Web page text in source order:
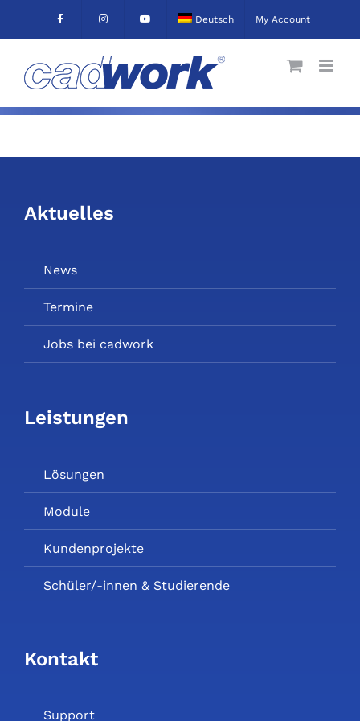
Deutsch My Account
Aktuelles
News
Termine
Jobs bei cadwork
Leistungen
Lösungen
Module
Kundenprojekte
Schüler/-innen & Studierende
Kontakt
Support